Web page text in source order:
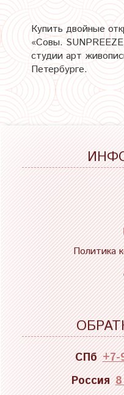
Купить двойные
«Совы.
студии арт
Петербурге.
Политика
СПб +7-
Россия